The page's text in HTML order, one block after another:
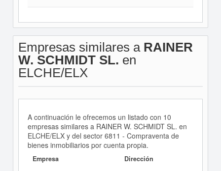
Empresas similares a RAINER
W. SCHMIDT SL. en
ELCHE/ELX
A continuación le ofrecemos un listado con 10
empresas similares a RAINER W. SCHMIDT SL. en
ELCHE/ELX y del sector 6811 - Compraventa de
bienes inmobiliarios por cuenta propia.
Empresa Dirección